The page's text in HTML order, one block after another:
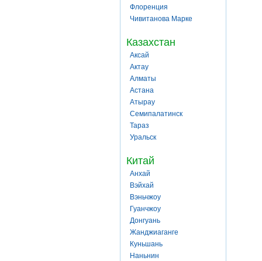
Флоренция
Чивитанова Марке
Казахстан
Аксай
Актау
Алматы
Астана
Атырау
Семипалатинск
Тараз
Уральск
Китай
Анхай
Вэйхай
Вэньчжоу
Гуанчжоу
Донгуань
Жанджиаганге
Куньшань
Наньнин